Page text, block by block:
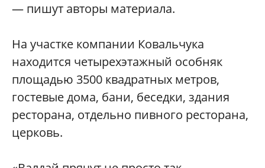
— пишут авторы материала.
На участке компании Ковальчука
находится четырехэтажный особняк
площадью 3500 квадратных метров,
гостевые дома, бани, беседки, здания
ресторана, отдельно пивного ресторана,
церковь.